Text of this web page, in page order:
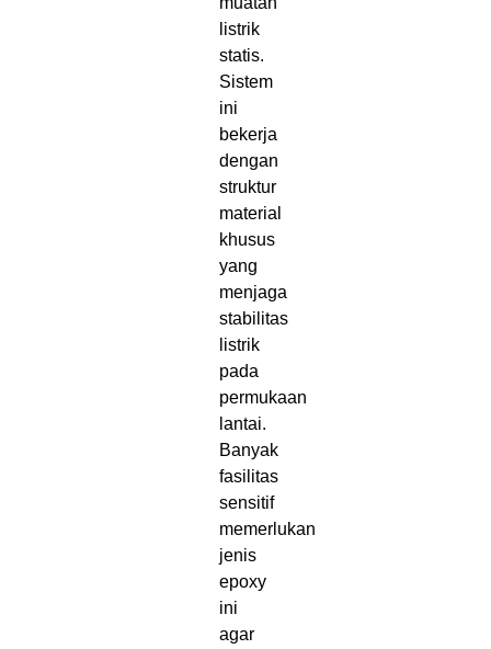
listrik
statis.
Sistem
ini
bekerja
dengan
struktur
material
khusus
yang
menjaga
stabilitas
listrik
pada
permukaan
lantai.
Banyak
fasilitas
sensitif
memerlukan
jenis
epoxy
ini
agar